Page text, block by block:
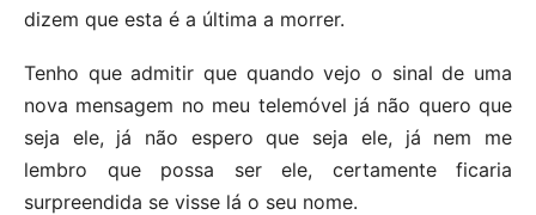
dizem que esta é a última a morrer.
Tenho que admitir que quando vejo o sinal de uma
nova mensagem no meu telemóvel já não quero que
seja ele, já não espero que seja ele, já nem me
lembro que possa ser ele, certamente ficaria
surpreendida se visse lá o seu nome.